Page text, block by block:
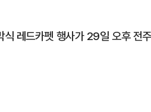
레드카펫 행사가 29일 오후 전